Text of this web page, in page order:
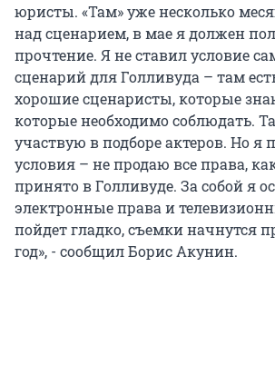
юристы. «Там» уже несколько
над сценарием, в мае я должен
прочтение. Я не ставил условие
сценарий для Голливуда – там
хорошие сценаристы, которые
которые необходимо соблюдать.
участвую в подборе актеров. Но я
условия – не продаю все права,
принято в Голливуде. За собой я
электронные права и
пойдет гладко, съемки начнутся
год», - сообщил Борис Акунин.